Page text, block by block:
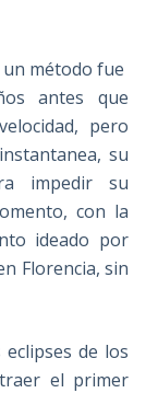
método fue
antes que
pero
su
impedir su
con la
ideado por
Florencia, sin
de los
el primer